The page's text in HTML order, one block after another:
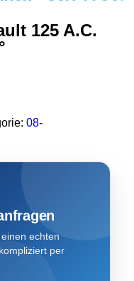
125 A.C.
08-
echten
per